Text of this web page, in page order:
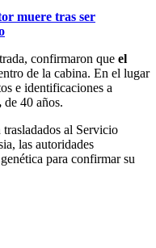
muere tras ser
confirmaron que el
de la cabina. En el lugar
e identificaciones a
de 40 años.
al Servicio
las autoridades
para confirmar su